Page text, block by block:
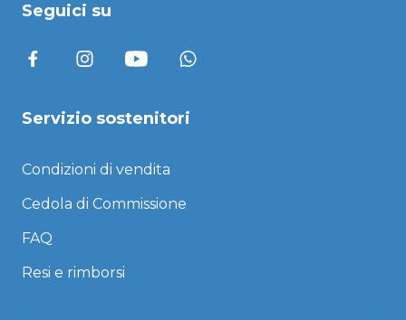
Seguici su
Servizio sostenitori
Condizioni di vendita
Cedola di Commissione
FAQ
Resi e rimborsi